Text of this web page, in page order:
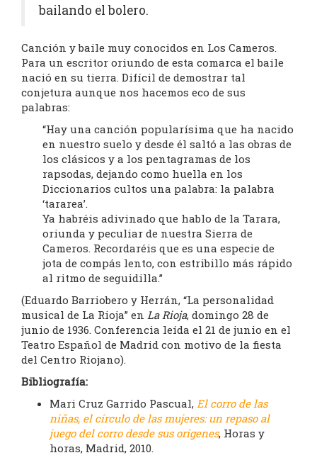
bailando el bolero.
Canción y baile muy conocidos en Los Cameros.
Para un escritor oriundo de esta comarca el baile
nació en su tierra. Difícil de demostrar tal
conjetura aunque nos hacemos eco de sus
palabras:
“Hay una canción popularísima que ha nacido
en nuestro suelo y desde él saltó a las obras de
los clásicos y a los pentagramas de los
rapsodas, dejando como huella en los
Diccionarios cultos una palabra: la palabra
‘tararea’.
Ya habréis adivinado que hablo de la Tarara,
oriunda y peculiar de nuestra Sierra de
Cameros. Recordaréis que es una especie de
jota de compás lento, con estribillo más rápido
al ritmo de seguidilla.”
(Eduardo Barriobero y Herrán, “La personalidad
musical de La Rioja” en La Rioja, domingo 28 de
junio de 1936. Conferencia leída el 21 de junio en el
Teatro Español de Madrid con motivo de la fiesta
del Centro Riojano).
Bibliografía:
Mari Cruz Garrido Pascual, El corro de las
niñas, el círculo de las mujeres: un repaso al
juego del corro desde sus orígenes, Horas y
horas, Madrid, 2010.